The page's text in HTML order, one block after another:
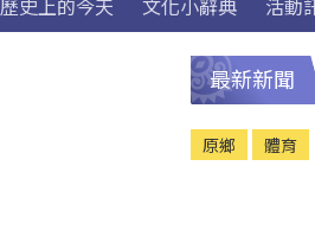
最新新聞
原鄉 體育